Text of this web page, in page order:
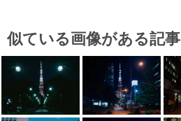
似ている画像がある記事